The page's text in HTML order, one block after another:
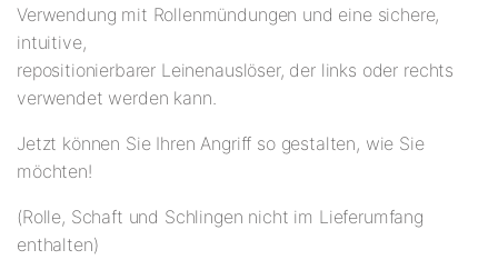
Verwendung mit Rollenmündungen und eine sichere,
intuitive,
repositionierbarer Leinenauslöser, der links oder rechts
verwendet werden kann.
Jetzt können Sie Ihren Angriff so gestalten, wie Sie
möchten!
(Rolle, Schaft und Schlingen nicht im Lieferumfang
enthalten)